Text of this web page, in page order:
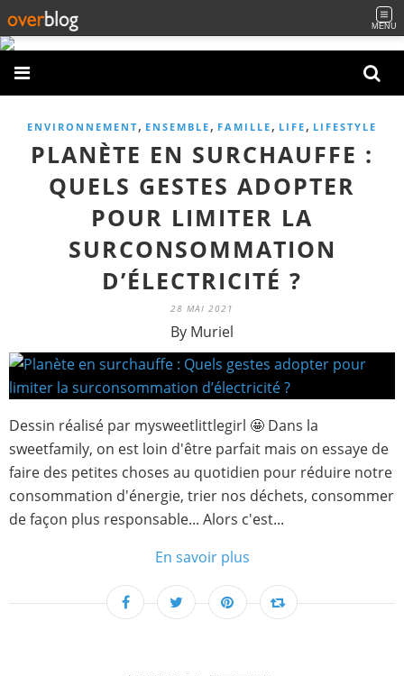
MENU
ENVIRONNEMENT, ENSEMBLE , FAMILLE , LIFE , LIFESTYLE
PLANÈTE EN SURCHAUFFE :
QUELS GESTES ADOPTER
POUR LIMITER LA
SURCONSOMMATION
D’ÉLECTRICITÉ ?
28 MAI 2021
By Muriel
Dessin réalisé par mysweetlittlegirl 🤩 Dans la
sweetfamily, on est loin d'être parfait mais on essaye de
faire des petites choses au quotidien pour réduire notre
consommation d'énergie, trier nos déchets, consommer
de façon plus responsable... Alors c'est...
En savoir plus